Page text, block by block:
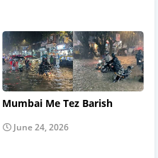
Mumbai Me Tez Barish
June 24, 2026